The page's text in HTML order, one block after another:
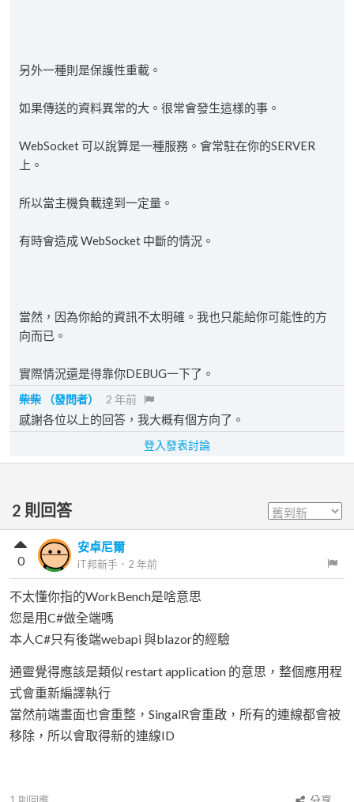
另外一種則是保護性重載。
如果傳送的資料異常的大。很常會發生這樣的事。
WebSocket 可以說算是一種服務。會常駐在你的SERVER
上。
所以當主機負載達到一定量。
有時會造成 WebSocket 中斷的情況。
當然，因為你給的資訊不太明確。我也只能給你可能性的方
向而已。
實際情況還是得靠你DEBUG一下了。
柴柴 （發問者） 2 年前
感謝各位以上的回答，我大概有個方向了。
登入發表討論
2 則回答
安卓尼爾
iT邦新手 ． 2 年前
0
不太懂你指的WorkBench是啥意思
您是用C#做全端嗎
本人C#只有後端webapi 與blazor的經驗
通靈覺得應該是類似 restart application 的意思，整個應用程
式會重新編譯執行
當然前端畫面也會重整，SingalR會重啟，所有的連線都會被
移除，所以會取得新的連線ID